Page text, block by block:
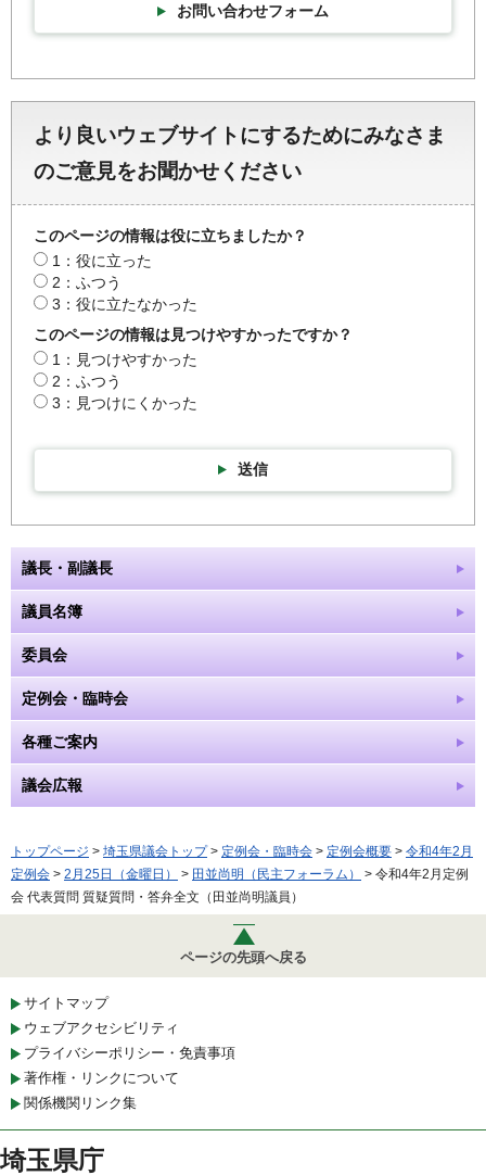
お問い合わせフォーム
より良いウェブサイトにするためにみなさま
のご意見をお聞かせください
このページの情報は役に立ちましたか？
1：役に立った
2：ふつう
3：役に立たなかった
このページの情報は見つけやすかったですか？
1：見つけやすかった
2：ふつう
3：見つけにくかった
送信
議長・副議長
議員名簿
委員会
定例会・臨時会
各種ご案内
議会広報
トップページ > 埼玉県議会トップ> 定例会・臨時会 > 定例会概要 > 令和4年2月
定例会 > 2月25日（金曜日） > 田並尚明（民主フォーラム）
> 令和4年2月定例
会 代表質問 質疑質問・答弁全文（田並尚明議員）
ページの先頭へ戻る
サイトマップ
ウェブアクセシビリティ
プライバシーポリシー・免責事項
著作権・リンクについて
関係機関リンク集
埼玉県庁